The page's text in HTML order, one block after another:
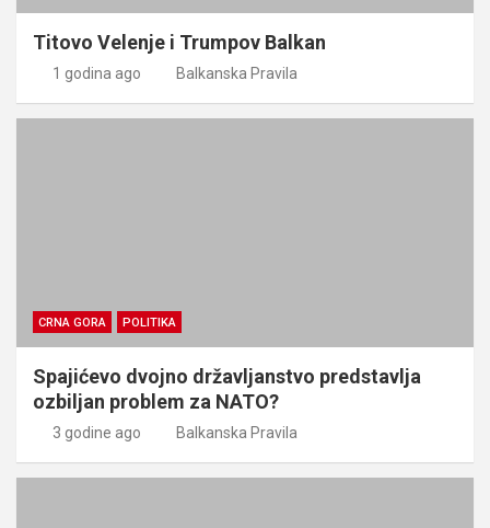
Titovo Velenje i Trumpov Balkan
1 godina ago Balkanska Pravila
CRNA GORA POLITIKA
Spajićevo dvojno državljanstvo predstavlja
ozbiljan problem za NATO?
3 godine ago Balkanska Pravila